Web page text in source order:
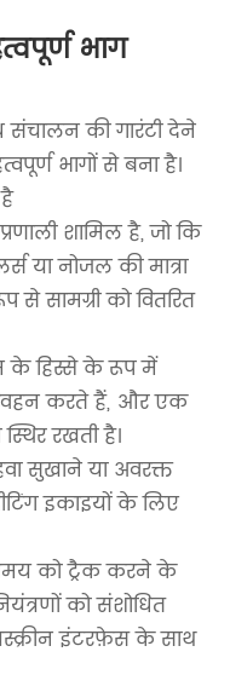
भाग
संचालन की गारंटी देने
भागों से बना है।
शामिल है, जो कि
या नोजल की मात्रा
सामग्री को वितरित
के हिस्से के रूप में
करते हैं, और एक
रखती है।
सुखाने या अवरक्त
इकाइयों के लिए
को ट्रैक करने के
को संशोधित
इंटरफ़ेस के साथ